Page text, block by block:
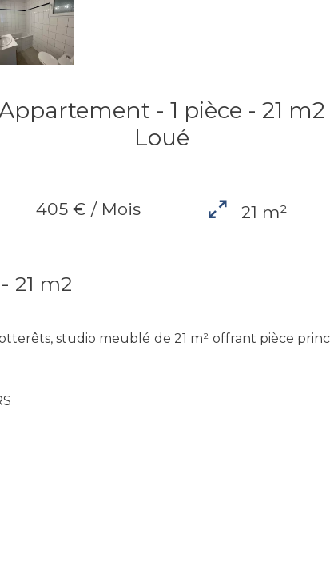
- 1 pièce - 21 m2
Loué
405 € / Mois 21 m²
21 m2
studio meublé de 21 m² offrant pièce